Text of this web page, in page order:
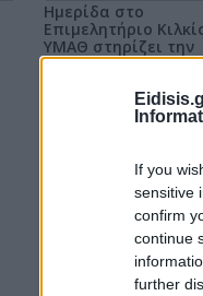
If you
sensitive
confirm
continue
further
Ημερίδα στο
Επιμελητήριο
ΥΜΑΘ στηρίζει την
ενίσχυση της